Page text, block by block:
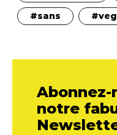
sans
Abonnez-
notre